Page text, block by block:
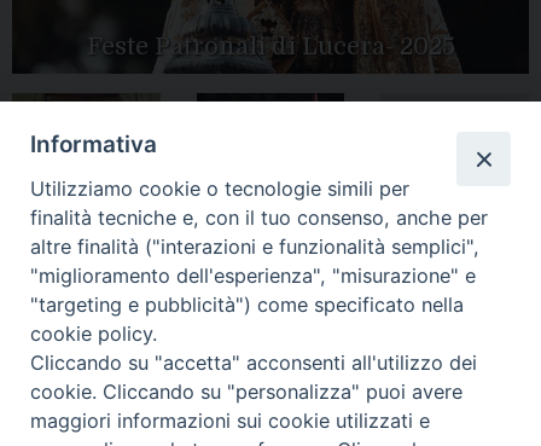
Feste Patronali di Lucera- 2025
Apertura Anno
Mariae in Diocesi
Tutte le gallery
CONTATTI:
LUCERA: Piazza Duomo, 13 - 71036 Lucera (FG) − tel.
0881/520882 - e-mail: info@diocesiluceratroia.it
Segreteria del
Vescovo: tel/fax 0881/522244 - e-mail:
vescovo@diocesiluceratroia.it
Informativa
Utilizziamo cookie o tecnologie simili per
finalità tecniche e, con il tuo consenso, anche per
altre finalità ("interazioni e funzionalità semplici",
"miglioramento dell'esperienza", "misurazione" e
"targeting e pubblicità") come specificato nella
cookie policy.
Cliccando su "accetta" acconsenti all'utilizzo dei
cookie. Cliccando su "personalizza" puoi avere
maggiori informazioni sui cookie utilizzati e